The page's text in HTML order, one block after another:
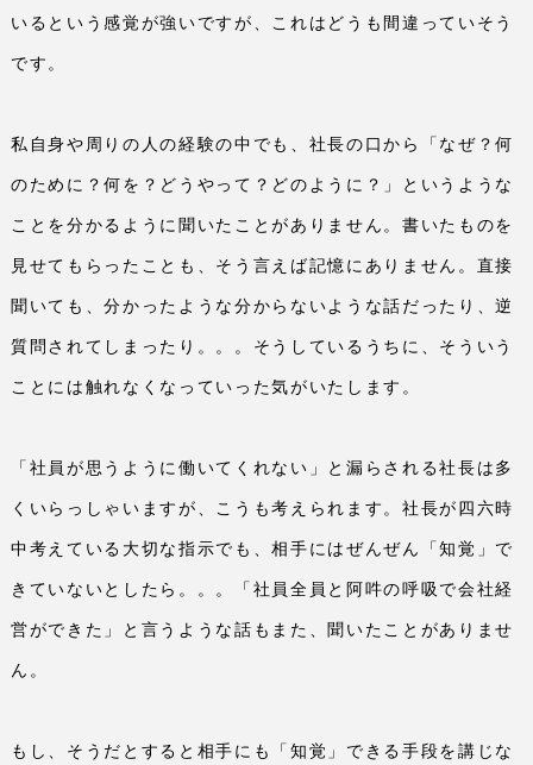
いるという感覚が強いですが、これはどうも間違っていそう
です。
私自身や周りの人の経験の中でも、社長の口から「なぜ？何
のために？何を？どうやって？どのように？」というような
ことを分かるように聞いたことがありません。書いたものを
見せてもらったことも、そう言えば記憶にありません。直接
聞いても、分かったような分からないような話だったり、逆
質問されてしまったり。。。そうしているうちに、そういう
ことには触れなくなっていった気がいたします。
「社員が思うように働いてくれない」と漏らされる社長は多
くいらっしゃいますが、こうも考えられます。社長が四六時
中考えている大切な指示でも、相手にはぜんぜん「知覚」で
きていないとしたら。。。「社員全員と阿吽の呼吸で会社経
営ができた」と言うような話もまた、聞いたことがありませ
ん。
もし、そうだとすると相手にも「知覚」できる手段を講じな